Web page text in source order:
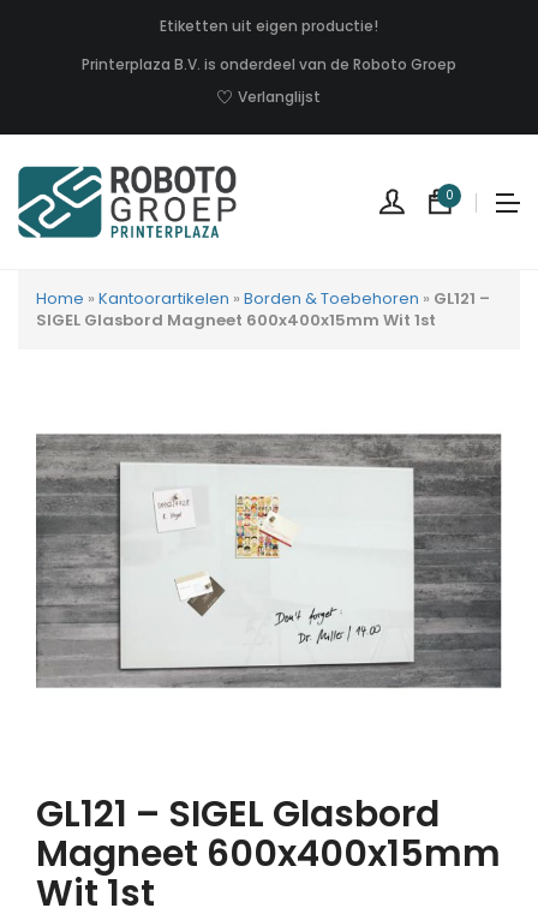
Etiketten uit eigen productie!
Printerplaza B.V. is onderdeel van de Roboto Groep
Verlanglijst
0
Geen
in
uw
Home » Kantoorartikelen » Borden & Toebehoren » GL121 –
SIGEL Glasbord Magneet 600x400x15mm Wit 1st
GL121 – SIGEL Glasbord
Magneet 600x400x15mm
Wit 1st